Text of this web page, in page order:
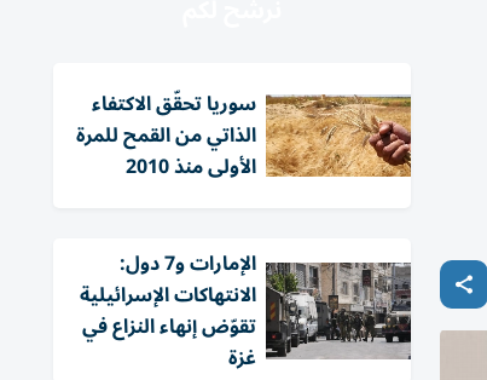
سوريا تحقّق الاكتفاء
الذاتي من القمح للمرة
الأولى منذ 2010
الإمارات و7 دول:
الانتهاكات الإسرائيلية
تقوّض إنهاء النزاع في
غزة